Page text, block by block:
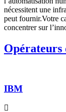
nécessitent une
peut fournir.Votre
concentrer sur
IBM